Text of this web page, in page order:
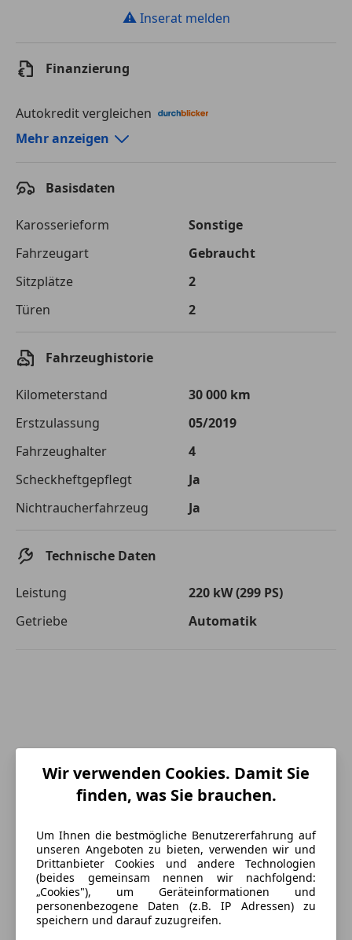
⚠ Inserat melden
Finanzierung
Autokredit vergleichen
Autokredit-Rechner von durchblicker.at
Laufzeit
120 Monate
Kreditbetrag
€ 69 700,-
Zu zahlender
€ 98 195,-
Einberechnete Gebühren
Effektivzinsatz
7,50 %
Sollzinssatz
7,25 %
Monatliche Rate € 818,29
von der von Ihnen gewählten Bank. Rückzahlungszeitraum 1-10
Jetzt berechnen
Mehr anzeigen
Basisdaten
Karosserieform
Sonstige
Fahrzeugart
Gebraucht
Sitzplätze
2
Türen
2
Fahrzeughistorie
Kilometerstand
30 000 km
Erstzulassung
05/2019
Fahrzeughalter
4
Scheckheftgepflegt
Ja
Nichtraucherfahrzeug
Ja
Technische Daten
Leistung
220 kW (299 PS)
Getriebe
Automatik
Energieverbrauch
Wir verwenden Cookies. Damit Sie
finden, was Sie brauchen.
Um Ihnen die bestmögliche Benutzererfahrung auf
unseren Angeboten zu bieten, verwenden wir und
Drittanbieter Cookies und andere Technologien
(beides gemeinsam nennen wir nachfolgend:
„Cookies"), um Geräteinformationen und
personenbezogene Daten (z.B. IP Adressen) zu
speichern und darauf zuzugreifen.